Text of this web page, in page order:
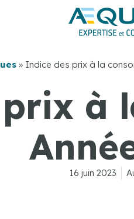
» Indice des prix à la
à
16 juin 2023